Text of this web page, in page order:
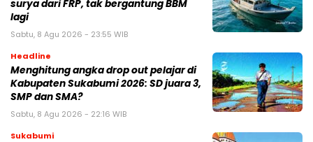
surya dari FRP, tak bergantung BBM
lagi
Sabtu, 8 Agu 2026 - 23:55 WIB
Headline
Menghitung angka drop out pelajar di
Kabupaten Sukabumi 2026: SD juara 3,
SMP dan SMA?
Sabtu, 8 Agu 2026 - 22:16 WIB
Sukabumi